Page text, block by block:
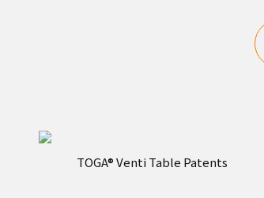
TOGA® Venti Table Patents